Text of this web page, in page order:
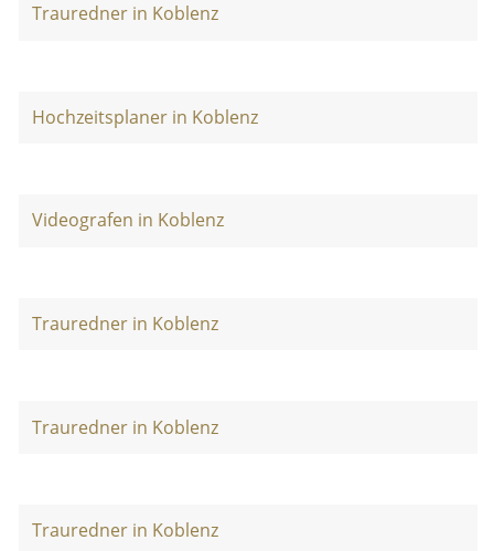
Trauredner in Koblenz
Hochzeitsplaner in Koblenz
Videografen in Koblenz
Trauredner in Koblenz
Trauredner in Koblenz
Trauredner in Koblenz